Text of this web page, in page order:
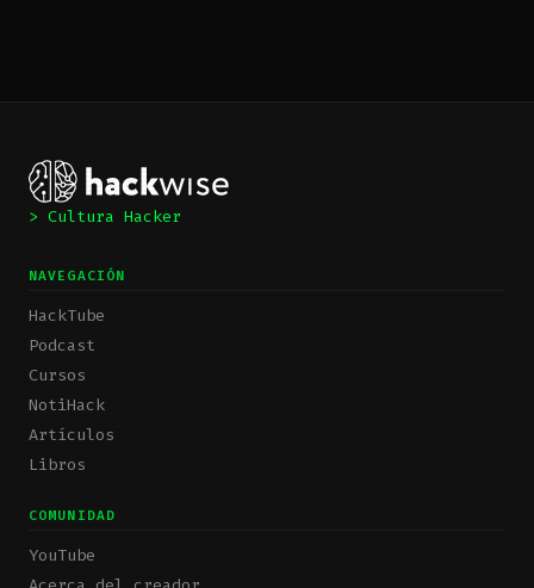
> Cultura Hacker
NAVEGACIÓN
HackTube
Podcast
Cursos
NotiHack
Artículos
Libros
COMUNIDAD
YouTube